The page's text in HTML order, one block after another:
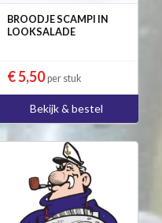
BROODJE SCAMPI IN
LOOKSALADE
€ 5,50per stuk
Bekijk & bestel